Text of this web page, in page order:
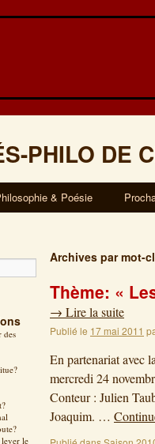
PHILO DE
& Poésie
des
le
Archives par mot-
Thème: «
→ Lire la suite
Publié le 17 mai 2011
En partenariat avec
mercredi 24
Conteur : Julien
Joaquim. …